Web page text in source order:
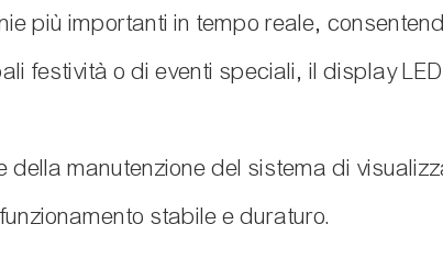
più importanti in tempo reale,
festività o di eventi speciali, il display
manutenzione del sistema di
stabile e duraturo.